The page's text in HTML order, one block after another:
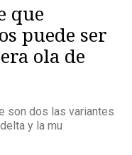
que
puede ser
ola de
son dos las variantes
y la mu